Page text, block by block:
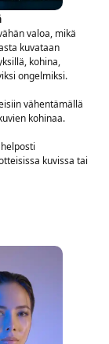
valoa, mikä
kuvataan
kohina,
ongelmiksi.
vähentämällä
kohinaa.
kuvissa tai